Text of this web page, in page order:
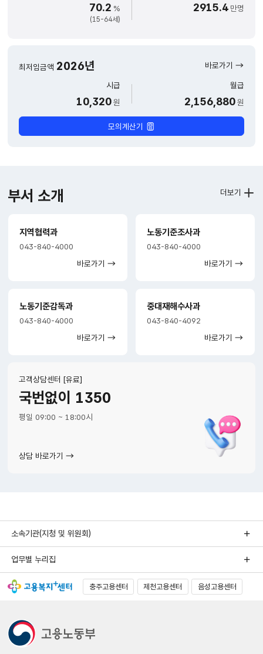
70.2 %
(15-64세)
2915.4 만명
최저임금액 2026년
시급
10,320 원
월급
2,156,880원
바로가기
모의계산기
부서 소개
지역협력과
043-840-4000
바로가기
노동기준조사과
043-840-4000
바로가기
노동기준감독과
043-840-4000
바로가기
중대재해수사과
043-840-4092
바로가기
더보기
고객상담센터 [유료]
국번없이 1350
평일 09:00 ~ 18:00시
상담 바로가기
소속기관(지청 및 위원회)
업무별 누리집
충주고용센터 제천고용센터 음성고용센터